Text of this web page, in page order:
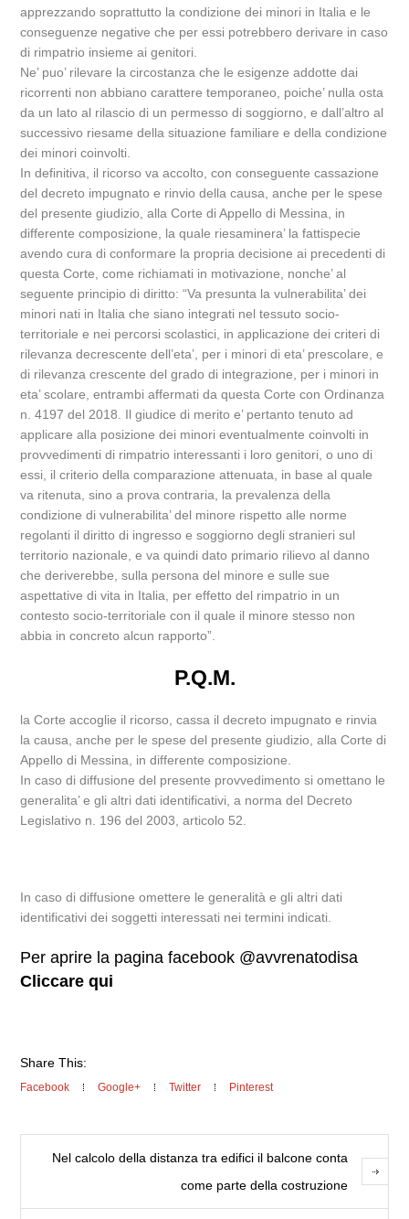
apprezzando soprattutto la condizione dei minori in Italia e le
conseguenze negative che per essi potrebbero derivare in caso
di rimpatrio insieme ai genitori.
Ne’ puo’ rilevare la circostanza che le esigenze addotte dai
ricorrenti non abbiano carattere temporaneo, poiche’ nulla osta
da un lato al rilascio di un permesso di soggiorno, e dall’altro al
successivo riesame della situazione familiare e della condizione
dei minori coinvolti.
In definitiva, il ricorso va accolto, con conseguente cassazione
del decreto impugnato e rinvio della causa, anche per le spese
del presente giudizio, alla Corte di Appello di Messina, in
differente composizione, la quale riesaminera’ la fattispecie
avendo cura di conformare la propria decisione ai precedenti di
questa Corte, come richiamati in motivazione, nonche’ al
seguente principio di diritto: “Va presunta la vulnerabilita’ dei
minori nati in Italia che siano integrati nel tessuto socio-
territoriale e nei percorsi scolastici, in applicazione dei criteri di
rilevanza decrescente dell’eta’, per i minori di eta’ prescolare, e
di rilevanza crescente del grado di integrazione, per i minori in
eta’ scolare, entrambi affermati da questa Corte con Ordinanza
n. 4197 del 2018. Il giudice di merito e’ pertanto tenuto ad
applicare alla posizione dei minori eventualmente coinvolti in
provvedimenti di rimpatrio interessanti i loro genitori, o uno di
essi, il criterio della comparazione attenuata, in base al quale
va ritenuta, sino a prova contraria, la prevalenza della
condizione di vulnerabilita’ del minore rispetto alle norme
regolanti il diritto di ingresso e soggiorno degli stranieri sul
territorio nazionale, e va quindi dato primario rilievo al danno
che deriverebbe, sulla persona del minore e sulle sue
aspettative di vita in Italia, per effetto del rimpatrio in un
contesto socio-territoriale con il quale il minore stesso non
abbia in concreto alcun rapporto”.
P.Q.M.
la Corte accoglie il ricorso, cassa il decreto impugnato e rinvia
la causa, anche per le spese del presente giudizio, alla Corte di
Appello di Messina, in differente composizione.
In caso di diffusione del presente provvedimento si omettano le
generalita’ e gli altri dati identificativi, a norma del Decreto
Legislativo n. 196 del 2003, articolo 52.
In caso di diffusione omettere le generalità e gli altri dati
identificativi dei soggetti interessati nei termini indicati.
Per aprire la pagina facebook @avvrenatodisa
Cliccare qui
Share This:
Facebook Google+ Twitter Pinterest
Nel calcolo della distanza tra edifici il balcone conta
come parte della costruzione